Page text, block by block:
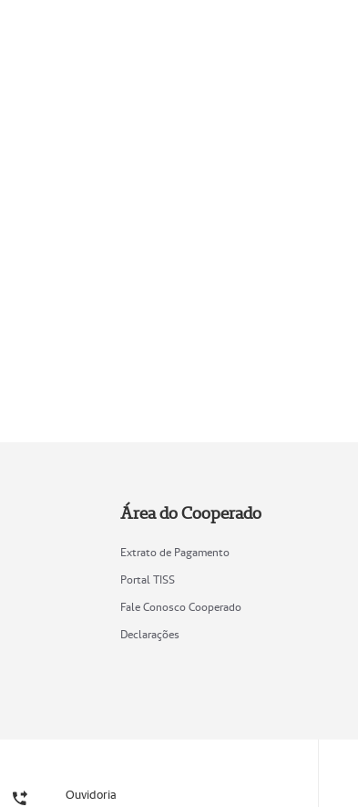
Área do Cooperado
Extrato de Pagamento
Portal TISS
Fale Conosco Cooperado
Declarações
Ouvidoria